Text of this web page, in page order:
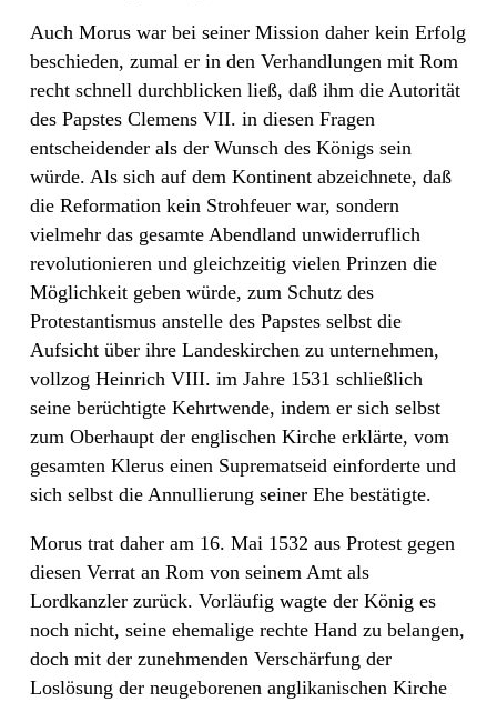
Auch Morus war bei seiner Mission daher kein Erfolg
beschieden, zumal er in den Verhandlungen mit Rom
recht schnell durchblicken ließ, daß ihm die Autorität
des Papstes Clemens VII. in diesen Fragen
entscheidender als der Wunsch des Königs sein
würde. Als sich auf dem Kontinent abzeichnete, daß
die Reformation kein Strohfeuer war, sondern
vielmehr das gesamte Abendland unwiderruflich
revolutionieren und gleichzeitig vielen Prinzen die
Möglichkeit geben würde, zum Schutz des
Protestantismus anstelle des Papstes selbst die
Aufsicht über ihre Landeskirchen zu unternehmen,
vollzog Heinrich VIII. im Jahre 1531 schließlich
seine berüchtigte Kehrtwende, indem er sich selbst
zum Oberhaupt der englischen Kirche erklärte, vom
gesamten Klerus einen Suprematseid einforderte und
sich selbst die Annullierung seiner Ehe bestätigte.
Morus trat daher am 16. Mai 1532 aus Protest gegen
diesen Verrat an Rom von seinem Amt als
Lordkanzler zurück. Vorläufig wagte der König es
noch nicht, seine ehemalige rechte Hand zu belangen,
doch mit der zunehmenden Verschärfung der
Loslösung der neugeborenen anglikanischen Kirche